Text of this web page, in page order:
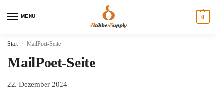
MENU 0
Start / MailPoet-Seite
MailPoet-Seite
22. Dezember 2024